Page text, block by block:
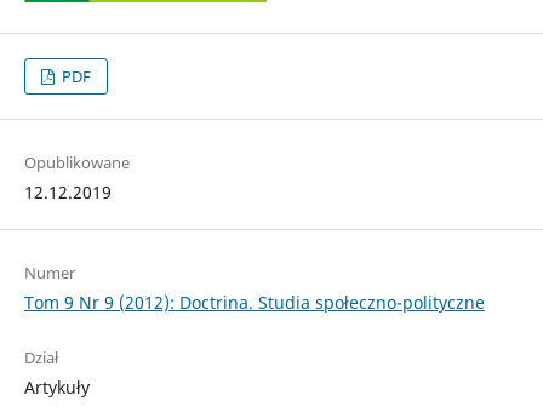
PDF
Opublikowane
12.12.2019
Numer
Tom 9 Nr 9 (2012): Doctrina. Studia społeczno-polityczne
Dział
Artykuły